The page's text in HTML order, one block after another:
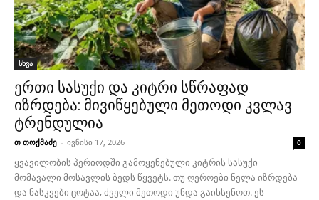
სხვა
ერთი სასუქი და კიტრი სწრაფად
იზრდება: მივიწყებული მეთოდი კვლავ
ტრენდულია
თ თოქმაძე - ივნისი 17, 2026 0
ყვავილობის პერიოდში გამოყენებული კიტრის სასუქი
მომავალი მოსავლის ბედს წყვეტს. თუ ღეროები ნელა იზრდება
და ნასკვები ცოტაა, ძველი მეთოდი უნდა გაიხსენოთ. ეს